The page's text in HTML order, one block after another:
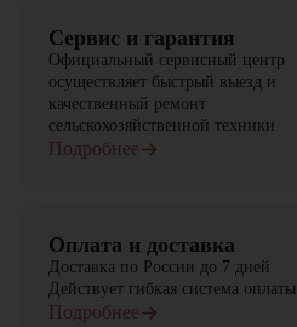
Сервис и гарантия
Официальный сервисный центр
осуществляет быстрый выезд и
качественный ремонт
сельскохозяйственной техники
Подробнее
Оплата и доставка
Доставка по России до 7 дней
Действует гибкая система оплаты
Подробнее